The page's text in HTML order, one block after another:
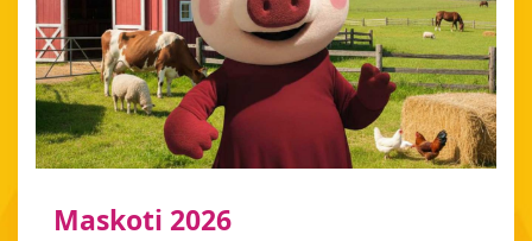
Maskoti 2026